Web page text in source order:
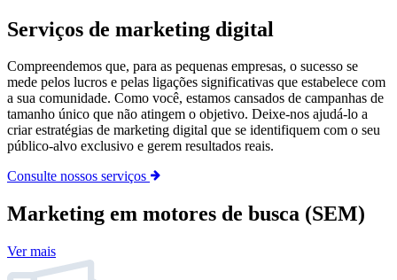
Serviços de marketing digital
Compreendemos que, para as pequenas empresas, o sucesso se
mede pelos lucros e pelas ligações significativas que estabelece com
a sua comunidade. Como você, estamos cansados de campanhas de
tamanho único que não atingem o objetivo. Deixe-nos ajudá-lo a
criar estratégias de marketing digital que se identifiquem com o seu
público-alvo exclusivo e gerem resultados reais.
Consulte nossos serviços
Marketing em motores de busca (SEM)
Ver mais